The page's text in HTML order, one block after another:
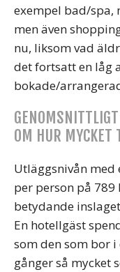
exempel bad/spa,
men även
nu, liksom vad
det fortsatt en låg
bokade/
OM HUR MYCKET
Utläggsnivån
per person på
betydande
En hotellgäst
som den som bor
gånger så mycket